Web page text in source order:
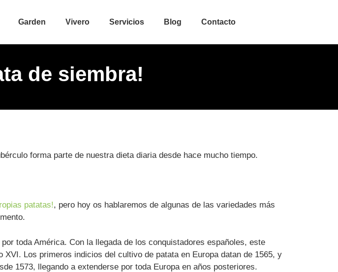
Garden Vivero Servicios Blog Contacto
de siembra!
forma parte de nuestra dieta diaria desde hace mucho tiempo.
patatas!, pero hoy os hablaremos de algunas de las variedades más
toda América. Con la llegada de los conquistadores españoles, este
Los primeros indicios del cultivo de patata en Europa datan de 1565, y
1573, llegando a extenderse por toda Europa en años posteriores.